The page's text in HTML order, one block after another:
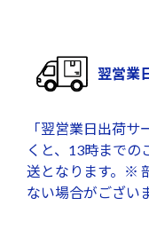
翌営業
「翌営業日出荷
くと、13時までの
送となります。※
ない場合がござい